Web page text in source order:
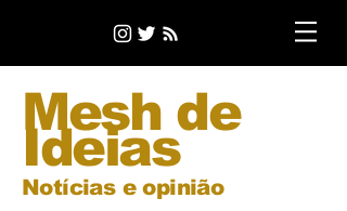
Mesh de
Ideias
Notícias e opinião